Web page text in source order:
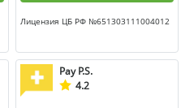
Лицензия ЦБ РФ №651303111004012
Pay P.S.
4.2